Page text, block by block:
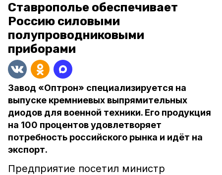
Ставрополье обеспечивает
Россию силовыми
полупроводниковыми
приборами
Завод «Оптрон» специализируется на
выпуске кремниевых выпрямительных
диодов для военной техники. Его продукция
на 100 процентов удовлетворяет
потребность российского рынка и идёт на
экспорт.
Предприятие посетил министр